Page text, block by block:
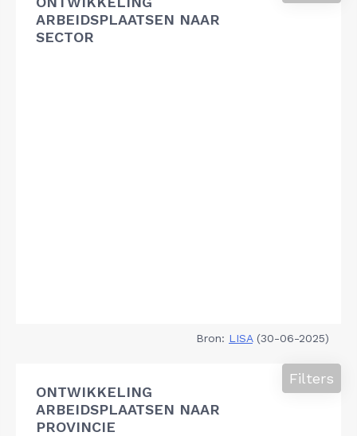
ARBEIDSPLAATSEN NAAR
SECTOR
Bron: LISA(30-06-2025)
ONTWIKKELING
ARBEIDSPLAATSEN NAAR
PROVINCIE
Filters